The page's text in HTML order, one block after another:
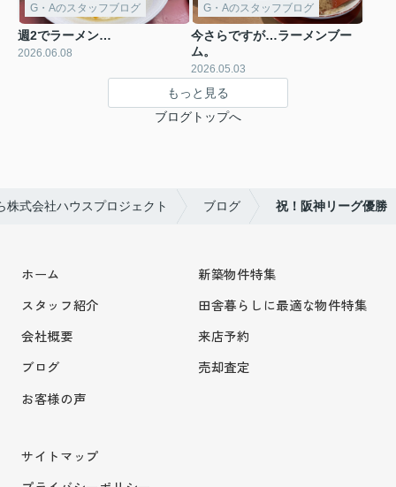
G・Aのスタッフブログ
週2でラーメン…
2026.06.08
G・Aのスタッフブログ
今さらですが…ラーメンブー
ム。
2026.05.03
もっと見る
ブログトップへ
式会社ハウスプロジェクト ブログ 祝！阪神リーグ優勝
ホーム
スタッフ紹介
会社概要
ブログ
お客様の声
新築物件特集
田舎暮らしに最適な物件特集
来店予約
売却査定
サイトマップ